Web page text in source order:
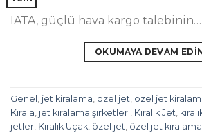
IATA, güçlü hava kargo talebinin…
OKUMAYA DEVAM
Genel , jet kiralama, özel jet, özel jet
Kirala, jet kiralama şirketleri, Kiralık Jet,
jetler, Kiralık Uçak, özel jet, özel jet kiralama